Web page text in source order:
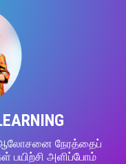
ஆலோசனை நேரத்தைப்
பயிற்சி அளிப்போம்